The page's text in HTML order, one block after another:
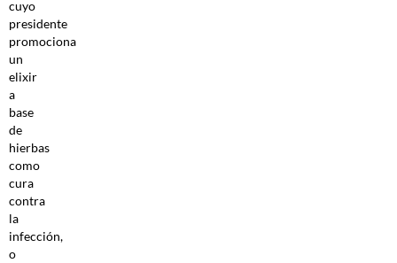
cuyo
presidente
promociona
un
elixir
a
base
de
hierbas
como
cura
contra
la
infección,
o